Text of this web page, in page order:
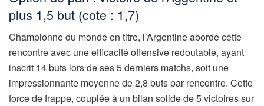
plus 1,5 but (cote : 1,7)
Championne du monde en titre, l’Argentine aborde cette
rencontre avec une efficacité offensive redoutable, ayant
inscrit 14 buts lors de ses 5 derniers matchs, soit une
impressionnante moyenne de 2,8 buts par rencontre. Cette
force de frappe, couplée à un bilan solide de 5 victoires sur